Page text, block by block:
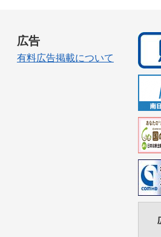
広告
有料広告掲載について